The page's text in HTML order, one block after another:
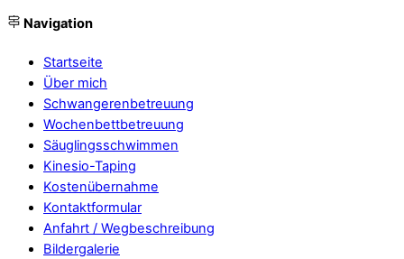
Navigation
Startseite
Über mich
Schwangerenbetreuung
Wochenbettbetreuung
Säuglingsschwimmen
Kinesio-Taping
Kostenübernahme
Kontaktformular
Anfahrt / Wegbeschreibung
Bildergalerie